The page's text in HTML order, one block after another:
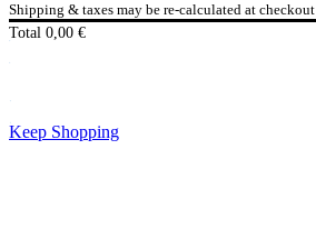
Shipping & taxes may be re-calculated at checkout
Total 0,00 €
Keep Shopping